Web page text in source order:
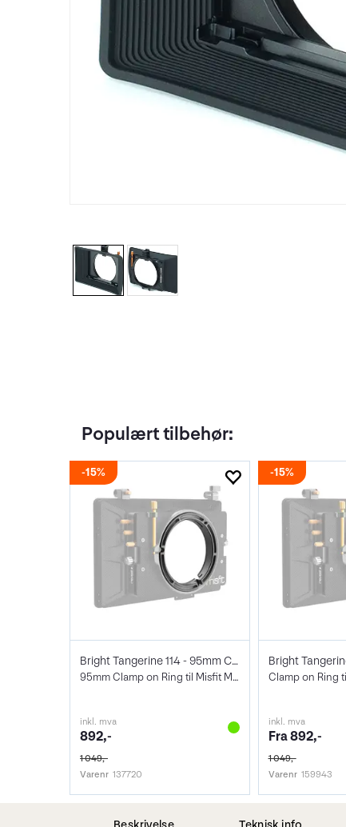
Populært tilbehør:
15%
Bright Tangerine 114 - 95mm Clamp
95mm Clamp on Ring til Misfit Mattebox
inkl. mva
892,-
1 049,-
Varenr 137720
15%
Bright
Clamp on Ring
inkl. mva
Fra 892,-
1 049,-
Varenr 159943